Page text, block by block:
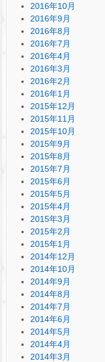
2016年10月
2016年9月
2016年8月
2016年7月
2016年4月
2016年3月
2016年2月
2016年1月
2015年12月
2015年11月
2015年10月
2015年9月
2015年8月
2015年7月
2015年6月
2015年5月
2015年4月
2015年3月
2015年2月
2015年1月
2014年12月
2014年10月
2014年9月
2014年8月
2014年7月
2014年6月
2014年5月
2014年4月
2014年3月